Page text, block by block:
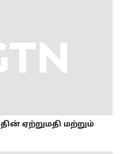
ஏற்றுமதி மற்றும்